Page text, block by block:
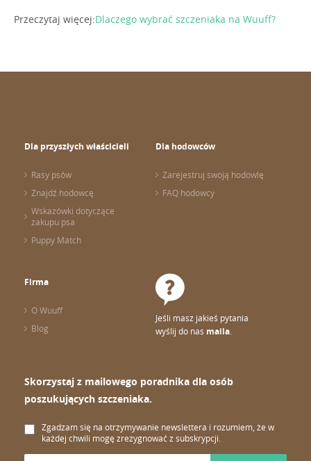
Przeczytaj więcej:Dlaczego wybrać szczeniaka na Wuuff?
Dla przyszłych właścicieli
Rasy psów
Znajdź hodowcę
Wskazówki dotyczące
zakupu psa
Puppy Match
Dla hodowców
Zarejestruj swoją hodowlę
FAQ hodowcy
Firma
O Wuuff
Blog
Jeśli masz jakieś pytania
wyślij do nas maila
Skorzystaj z mailowego poradnika dla osób
poszukujących szczeniaka.
Zgadzam się na otrzymywanie newslettera i rozumiem, że w
każdej chwili mogę zrezygnować z subskrypcji.